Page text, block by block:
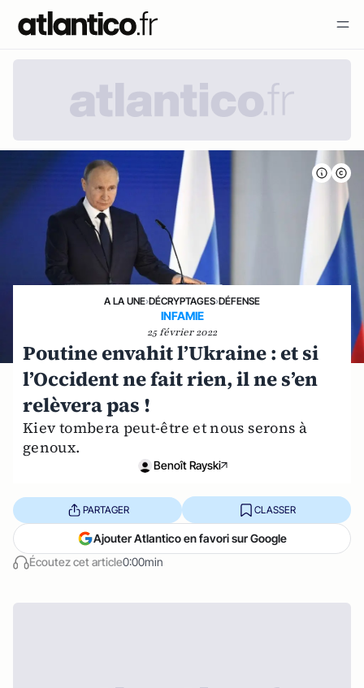
A LA UNE›DÉCRYPTAGES›DÉFENSE
INFAMIE
25 février 2022
Poutine envahit l’Ukraine : et si
l’Occident ne fait rien, il ne s’en
relèvera pas !
Kiev tombera peut-être et nous serons à
genoux.
Benoît Rayski
Écoutez cet article0:00min
PARTAGER CLASSER
Ajouter Atlantico en favori sur Google